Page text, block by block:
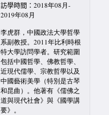
訪學時間： 2018年08月-
2019年08月
李虎群，中國政法大學哲學
系副教授。2011年比利時根
特大學訪問學者。研究範圍
包括中國哲學、佛教哲學、
近現代儒學、宗教哲學以及
中國藝術美學（特別是古琴
和昆曲）。他著有《儒佛之
道與現代社會》與《國學講
要》。